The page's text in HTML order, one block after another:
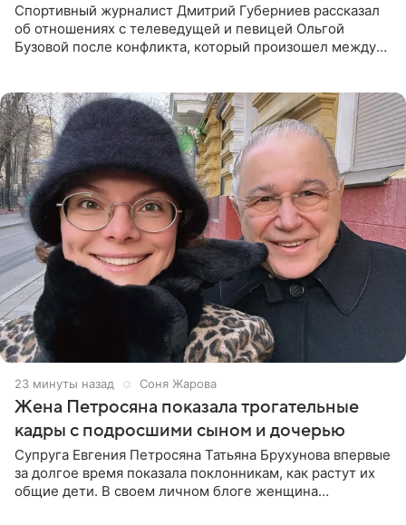
Спортивный журналист Дмитрий Губерниев рассказал
об отношениях с телеведущей и певицей Ольгой
Бузовой после конфликта, который произошел между
23 минуты назад Соня Жарова
Жена Петросяна показала трогательные
кадры с подросшими сыном и дочерью
Супруга Евгения Петросяна Татьяна Брухунова впервые
за долгое время показала поклонникам, как растут их
общие дети. В своем личном блоге женщина